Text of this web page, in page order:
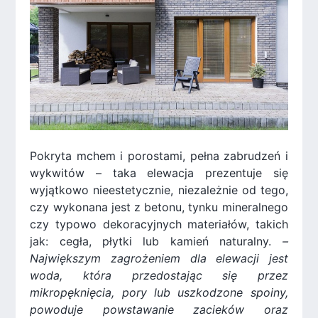
Pokryta mchem i porostami, pełna zabrudzeń i
wykwitów – taka elewacja prezentuje się
wyjątkowo nieestetycznie, niezależnie od tego,
czy wykonana jest z betonu, tynku mineralnego
czy typowo dekoracyjnych materiałów, takich
jak: cegła, płytki lub kamień naturalny. –
Największym zagrożeniem dla elewacji jest
woda, która przedostając się przez
mikropęknięcia, pory lub uszkodzone spoiny,
powoduje powstawanie zacieków oraz